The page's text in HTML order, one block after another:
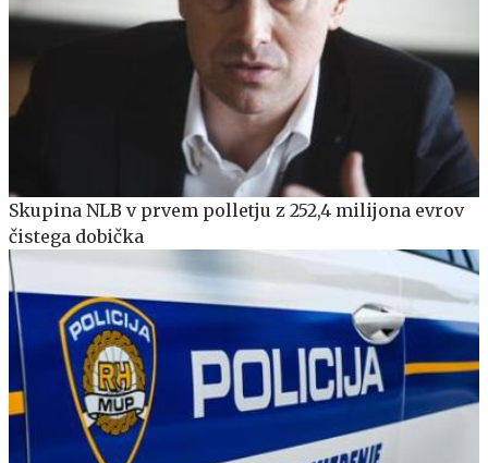
Skupina NLB v prvem polletju z 252,4 milijona evrov
čistega dobička